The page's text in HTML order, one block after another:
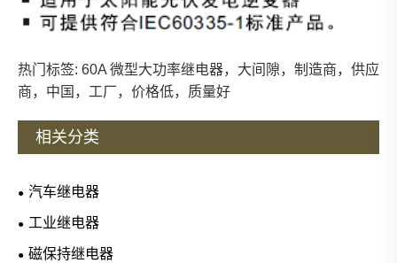
热门标签: 60A 微型大功率继电器，大间隙，制造商，供应
商，中国，工厂，价格低，质量好
相关分类
汽车继电器
工业继电器
磁保持继电器